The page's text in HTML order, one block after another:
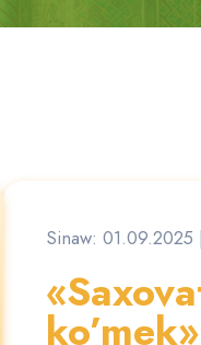
Sinaw: 01.09.2025